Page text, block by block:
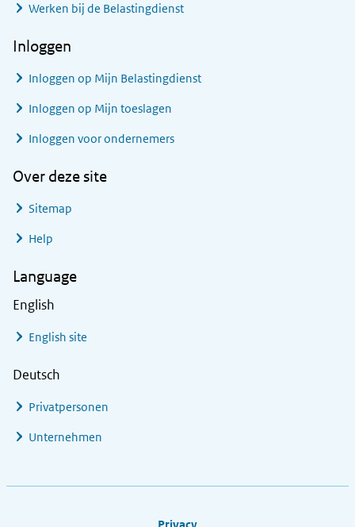
Werken bij de Belastingdienst
Inloggen
Inloggen op Mijn Belastingdienst
Inloggen op Mijn toeslagen
Inloggen voor ondernemers
Over deze site
Sitemap
Help
Language
English
English site
Deutsch
Privatpersonen
Unternehmen